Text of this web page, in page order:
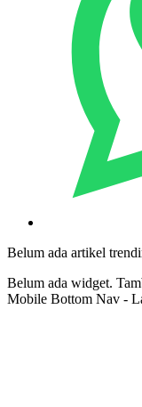
Belum ada artikel
Belum ada widget.
Mobile Bottom Nav -